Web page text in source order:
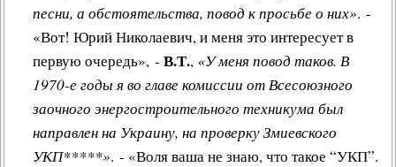
песни, а обстоятельства, повод к просьбе о них». -
«Вот! Юрий Николаевич, и меня это интересует в
первую очередь», - В.Т., «У меня повод таков. В
1970-е годы я во главе комиссии от Всесоюзного
заочного энергостроительного техникума был
направлен на Украину, на проверку Змиевского
УКП*****». - «Воля ваша не знаю, что такое “УКП”.